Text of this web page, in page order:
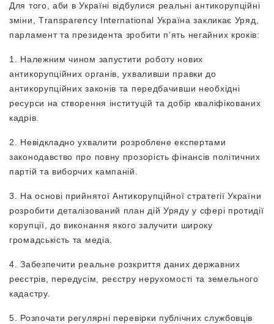
Для того, аби в Україні відбулися реальні антикорупційні
зміни, Тransparency International Україна закликає Уряд,
парламент та президента зробити п’ять негайних кроків:
1. Належним чином запустити роботу нових
антикорупційних органів, ухваливши правки до
антикорупційних законів та передбачивши необхідні
ресурси на створення інституцій та добір кваліфікованих
кадрів.
2. Невідкладно ухвалити розроблене експертами
законодавство про повну прозорість фінансів політичних
партій та виборчих кампаній.
3. На основі прийнятої Антикорупційної стратегії України
розробити деталізований план дій Уряду у сфері протидії
корупції, до виконання якого залучити широку
громадськість та медіа.
4. Забезпечити реальне розкриття даних державних
реєстрів, передусім, реєстру нерухомості та земельного
кадастру.
5. Розпочати регулярні перевірки публічних службовців